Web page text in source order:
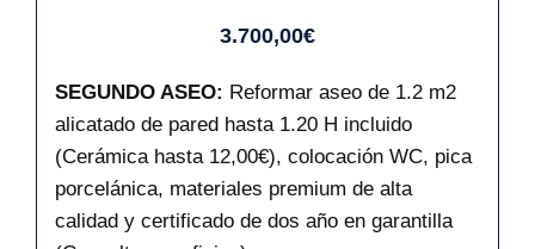
3.700,00€
SEGUNDO ASEO: Reformar aseo de 1.2 m2
alicatado de pared hasta 1.20 H incluido
(Cerámica hasta 12,00€), colocación WC, pica
porcelánica, materiales premium de alta
calidad y certificado de dos año en garantilla